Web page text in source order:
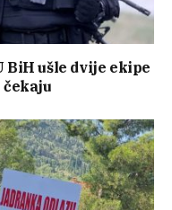
BiH ušle dvije ekipe
čekaju